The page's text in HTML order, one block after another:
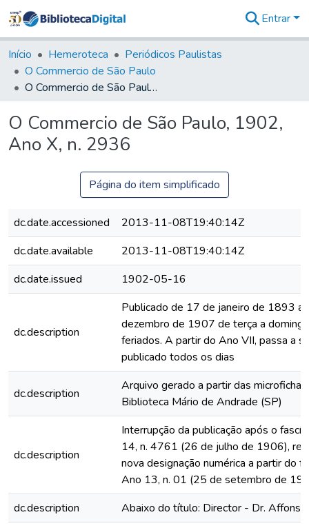
&
Coleções
Tudo na
Biblioteca
Estatísticas
Entrar
Início Hemeroteca
Periódicos Paulistas
O Commercio de São Paulo
O Commercio de São Paulo, 1902, Ano X, n. 2936
O Commercio de São Paulo, 1902,
Ano X, n. 2936
Página do item simplificado
dc.date.accessioned
2013-11-08T19:40:14Z
dc.date.available
2013-11-08T19:40:14Z
dc.date.issued
1902-05-16
dc.description
Publicado de 17 de janeiro de 1893 a
dezembro de 1907 de terça a
feriados. A partir do Ano VII, passa a
publicado todos os dias
dc.description
Arquivo gerado a partir das
Biblioteca Mário de Andrade (SP)
dc.description
Interrupção da publicação após o
14, n. 4761 (26 de julho de 1906),
nova designação numérica a partir do
Ano 13, n. 01 (25 de setembro de
dc.description
Abaixo do título: Director - Dr.